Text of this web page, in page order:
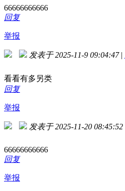
66666666666
回复
举报
发表于 2025-11-9 09:04:47 |
看看有多另类
回复
举报
发表于 2025-11-20 08:45:52
66666666666
回复
举报